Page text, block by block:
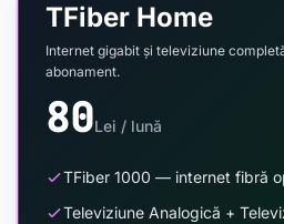
TFiber Home
Internet gigabit și televiziune
abonament.
80Lei / lună
TFiber 1000 — internet fibră
Televiziune Analogică +